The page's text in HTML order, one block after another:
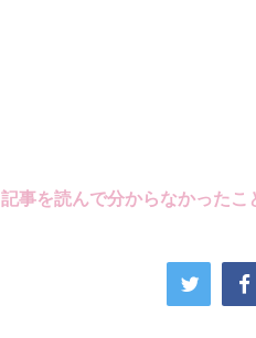
記事を読んで分からなかったこ